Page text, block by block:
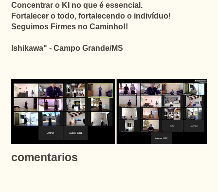
Concentrar o KI no que é essencial.
Fortalecer o todo, fortalecendo o indivíduo!
Seguimos Firmes no Caminho!!
Ishikawa" - Campo Grande/MS
comentarios